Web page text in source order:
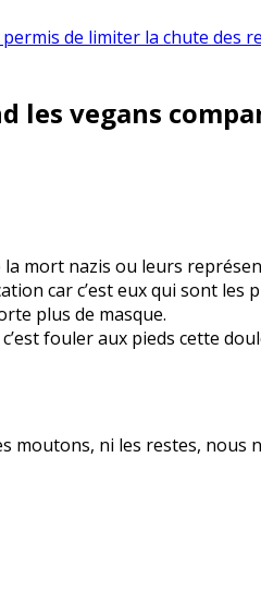
de limiter la chute des
les vegans
la mort nazis ou leurs
car c’est eux qui sont les
plus de masque.
fouler aux pieds cette
moutons, ni les restes, nous